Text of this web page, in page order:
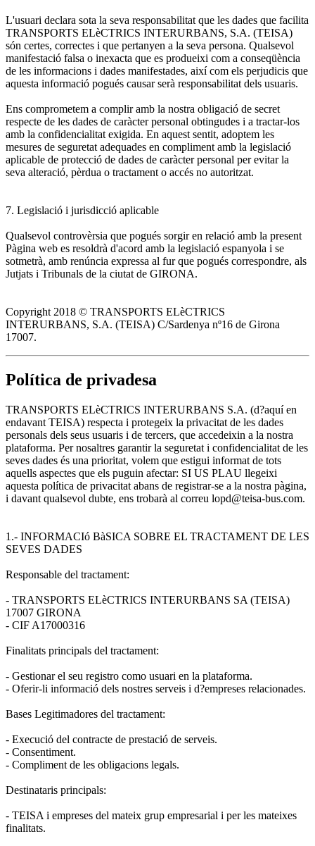
L'usuari declara sota la seva responsabilitat que les dades que facilita
TRANSPORTS ELèCTRICS INTERURBANS, S.A. (TEISA)
són certes, correctes i que pertanyen a la seva persona. Qualsevol
manifestació falsa o inexacta que es produeixi com a conseqüència
de les informacions i dades manifestades, així com els perjudicis que
aquesta informació pogués causar serà responsabilitat dels usuaris.
Ens comprometem a complir amb la nostra obligació de secret
respecte de les dades de caràcter personal obtingudes i a tractar-los
amb la confidencialitat exigida. En aquest sentit, adoptem les
mesures de seguretat adequades en compliment amb la legislació
aplicable de protecció de dades de caràcter personal per evitar la
seva alteració, pèrdua o tractament o accés no autoritzat.
7. Legislació i jurisdicció aplicable
Qualsevol controvèrsia que pogués sorgir en relació amb la present
Pàgina web es resoldrà d'acord amb la legislació espanyola i se
sotmetrà, amb renúncia expressa al fur que pogués correspondre, als
Jutjats i Tribunals de la ciutat de GIRONA.
Copyright 2018 © TRANSPORTS ELèCTRICS
INTERURBANS, S.A. (TEISA) C/Sardenya nº16 de Girona
17007.
Política de privadesa
TRANSPORTS ELèCTRICS INTERURBANS S.A. (d?aquí en
endavant TEISA) respecta i protegeix la privacitat de les dades
personals dels seus usuaris i de tercers, que accedeixin a la nostra
plataforma. Per nosaltres garantir la seguretat i confidencialitat de les
seves dades és una prioritat, volem que estigui informat de tots
aquells aspectes que els puguin afectar: SI US PLAU llegeixi
aquesta política de privacitat abans de registrar-se a la nostra pàgina,
i davant qualsevol dubte, ens trobarà al correu lopd@teisa-bus.com.
1.- INFORMACIó BàSICA SOBRE EL TRACTAMENT DE LES
SEVES DADES
Responsable del tractament:
- TRANSPORTS ELèCTRICS INTERURBANS SA (TEISA)
17007 GIRONA
- CIF A17000316
Finalitats principals del tractament:
- Gestionar el seu registro como usuari en la plataforma.
- Oferir-li informació dels nostres serveis i d?empreses relacionades.
Bases Legitimadores del tractament:
- Execució del contracte de prestació de serveis.
- Consentiment.
- Compliment de les obligacions legals.
Destinataris principals:
- TEISA i empreses del mateix grup empresarial i per les mateixes
finalitats.